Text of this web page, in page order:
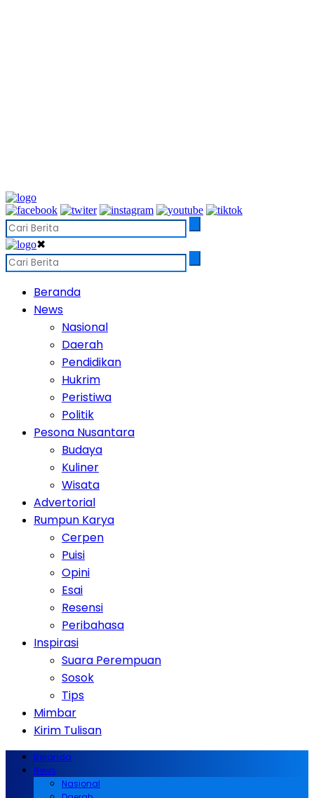
✖
Beranda
News
Nasional
Daerah
Pendidikan
Hukrim
Peristiwa
Politik
Pesona Nusantara
Budaya
Kuliner
Wisata
Advertorial
Rumpun Karya
Cerpen
Puisi
Opini
Esai
Resensi
Peribahasa
Inspirasi
Suara Perempuan
Sosok
Tips
Mimbar
Kirim Tulisan
Beranda
News
Nasional